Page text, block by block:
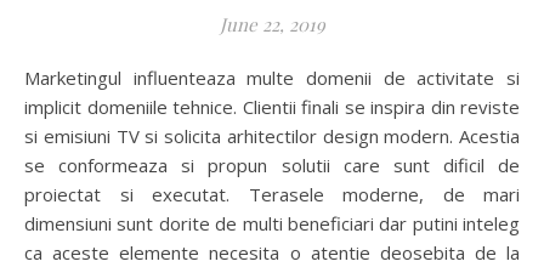
June 22, 2019
Marketingul influenteaza multe domenii de activitate si
implicit domeniile tehnice. Clientii finali se inspira din reviste
si emisiuni TV si solicita arhitectilor design modern. Acestia
se conformeaza si propun solutii care sunt dificil de
proiectat si executat. Terasele moderne, de mari
dimensiuni sunt dorite de multi beneficiari dar putini inteleg
ca aceste elemente necesita o atentie deosebita de la